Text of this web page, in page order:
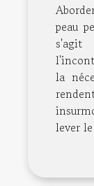
peau
s'agit
la
lever